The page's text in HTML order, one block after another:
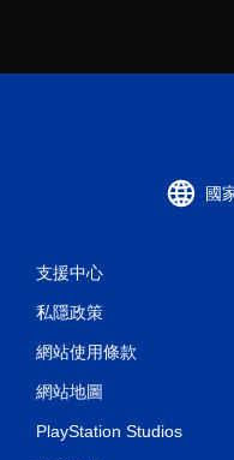
國
支援中心
私隱政策
網站使用條款
網站地圖
PlayStation Studios